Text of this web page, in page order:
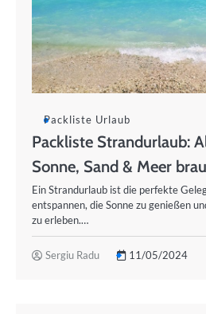
Packliste Urlaub
Packliste Strandurlaub:
Sonne, Sand & Meer
Ein Strandurlaub ist die perfekte
entspannen, die Sonne zu genießen
zu erleben.…
Sergiu Radu 11/05/2024